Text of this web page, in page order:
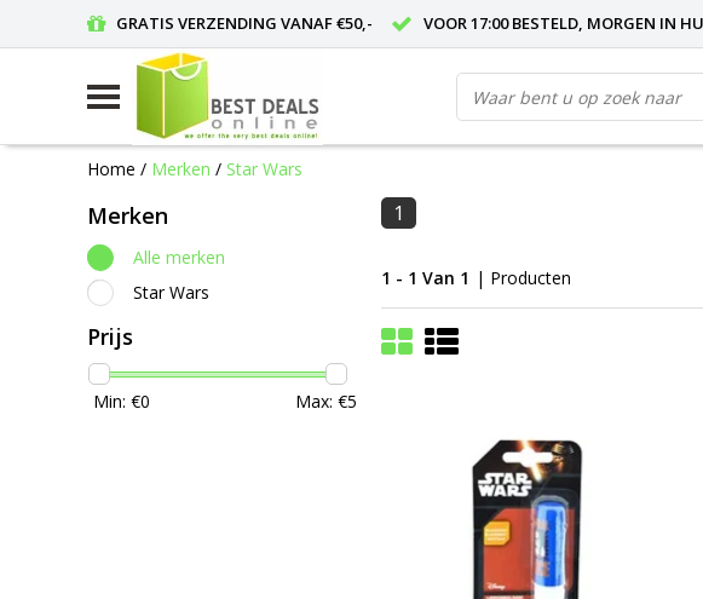
GRATIS VERZENDING VANAF €50,- VOOR 17:00 BESTELD, MORGEN IN
Home / Merken / Star Wars
Merken
Alle merken
Star Wars
Prijs
Min: €0 Max: €5
1
1 - 1 Van 1 | Producten